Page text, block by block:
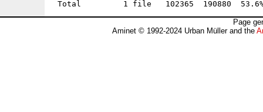
Page
Aminet © 1992-2024 Urban Müller and the